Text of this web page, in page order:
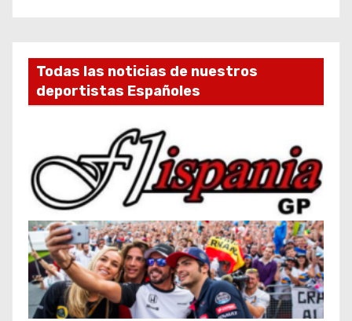
Todas las noticias de nuestros
deportistas Españoles